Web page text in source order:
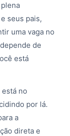
seus pais,
uma vaga no
de
está
no
por lá.
a
direta e